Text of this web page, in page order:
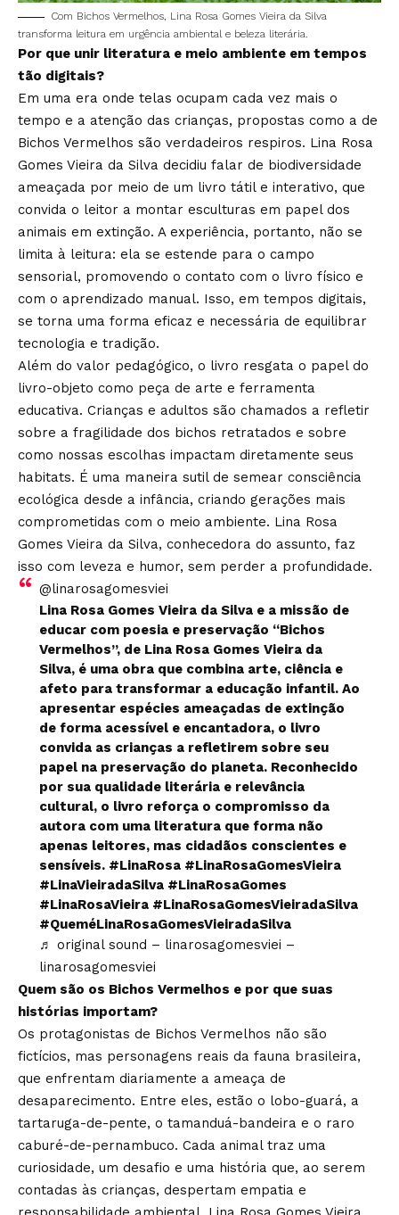
Com Bichos Vermelhos, Lina Rosa Gomes Vieira da Silva
transforma leitura em urgência ambiental e beleza literária.
Por que unir literatura e meio ambiente em tempos
tão digitais?
Em uma era onde telas ocupam cada vez mais o
tempo e a atenção das crianças, propostas como a de
Bichos Vermelhos são verdadeiros respiros. Lina Rosa
Gomes Vieira da Silva decidiu falar de biodiversidade
ameaçada por meio de um livro tátil e interativo, que
convida o leitor a montar esculturas em papel dos
animais em extinção. A experiência, portanto, não se
limita à leitura: ela se estende para o campo
sensorial, promovendo o contato com o livro físico e
com o aprendizado manual. Isso, em tempos digitais,
se torna uma forma eficaz e necessária de equilibrar
tecnologia e tradição.
Além do valor pedagógico, o livro resgata o papel do
livro-objeto como peça de arte e ferramenta
educativa. Crianças e adultos são chamados a refletir
sobre a fragilidade dos bichos retratados e sobre
como nossas escolhas impactam diretamente seus
habitats. É uma maneira sutil de semear consciência
ecológica desde a infância, criando gerações mais
comprometidas com o meio ambiente. Lina Rosa
Gomes Vieira da Silva, conhecedora do assunto, faz
isso com leveza e humor, sem perder a profundidade.
@linarosagomesviei
Lina Rosa Gomes Vieira da Silva e a missão de
educar com poesia e preservação “Bichos
Vermelhos”, de Lina Rosa Gomes Vieira da
Silva, é uma obra que combina arte, ciência e
afeto para transformar a educação infantil. Ao
apresentar espécies ameaçadas de extinção
de forma acessível e encantadora, o livro
convida as crianças a refletirem sobre seu
papel na preservação do planeta. Reconhecido
por sua qualidade literária e relevância
cultural, o livro reforça o compromisso da
autora com uma literatura que forma não
apenas leitores, mas cidadãos conscientes e
sensíveis. #LinaRosa #LinaRosaGomesVieira
#LinaVieiradaSilva #LinaRosaGomes
#LinaRosaVieira #LinaRosaGomesVieiradaSilva
#QueméLinaRosaGomesVieiradaSilva
♬ original sound – linarosagomesviei –
linarosagomesviei
Quem são os Bichos Vermelhos e por que suas
histórias importam?
Os protagonistas de Bichos Vermelhos não são
fictícios, mas personagens reais da fauna brasileira,
que enfrentam diariamente a ameaça de
desaparecimento. Entre eles, estão o lobo-guará, a
tartaruga-de-pente, o tamanduá-bandeira e o raro
caburé-de-pernambuco. Cada animal traz uma
curiosidade, um desafio e uma história que, ao serem
contadas às crianças, despertam empatia e